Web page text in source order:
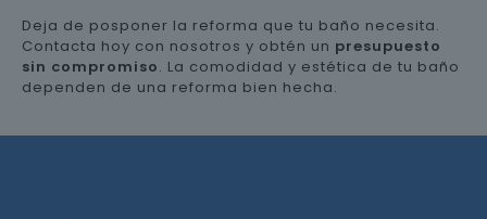
Deja de posponer la reforma que tu baño necesita.
Contacta hoy con nosotros y obtén un presupuesto
sin compromiso. La comodidad y estética de tu baño
dependen de una reforma bien hecha.